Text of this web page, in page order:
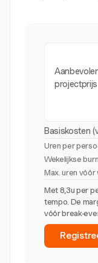
projectprijs
Basiskosten
Uren per
Wekelijkse
Max. uren vóór
Met 8,3u per
tempo. De
vóór break-